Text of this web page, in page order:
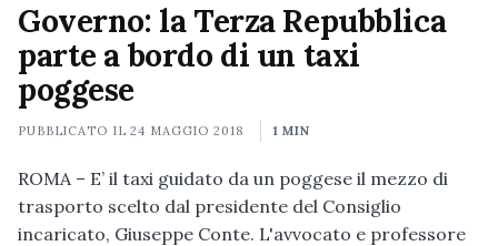
Governo: la Terza Repubblica
parte a bordo di un taxi
poggese
PUBBLICATO IL24 MAGGIO 2018 1 MIN
ROMA – E’ il taxi guidato da un poggese il mezzo di
trasporto scelto dal presidente del Consiglio
incaricato, Giuseppe Conte. L'avvocato e professore